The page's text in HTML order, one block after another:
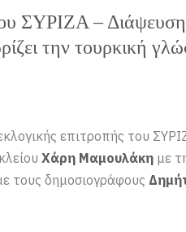
ΣΥΡΙΖΑ –
την τουρκική
επιτροπής του
Χάρη Μαμουλάκη με
τους δημοσιογράφους